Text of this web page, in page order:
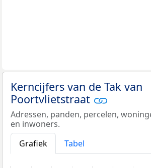
Kerncijfers van de Tak van
Poortvlietstraat
Adressen, panden, percelen,
en inwoners.
Grafiek
Tabel